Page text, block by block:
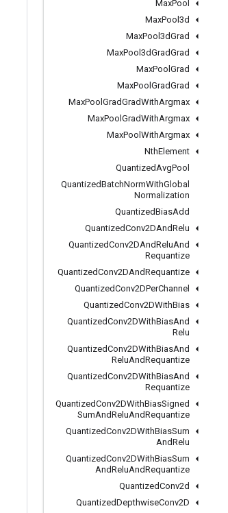
MaxPool
MaxPool3d
MaxPool3dGrad
MaxPool3dGradGrad
MaxPool Grad
MaxPool GradGrad
MaxPool GradGradWithArgmax
MaxPool GradWithArgmax
MaxPool WithArgmax
NthElement
QuantizedAvgPool
QuantizedBatchNormWithGlobal
Normalization
QuantizedBiasAdd
QuantizedConv2DAndRelu
QuantizedConv2DAndReluAnd
Requantize
QuantizedConv2DAndRequantize
QuantizedConv2DPerChannel
QuantizedConv2DWithBias
QuantizedConv2DWithBiasAnd
Relu
QuantizedConv2DWithBiasAnd
ReluAndRequantize
QuantizedConv2DWithBiasAnd
Requantize
QuantizedConv2DWithBiasSigned
SumAndReluAndRequantize
QuantizedConv2DWithBiasSum
AndRelu
QuantizedConv2DWithBiasSum
AndReluAndRequantize
QuantizedConv2d
QuantizedDepthwiseConv2D